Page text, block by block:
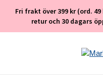
Fri frakt över 399 kr (ord.
retur och 30 dagars